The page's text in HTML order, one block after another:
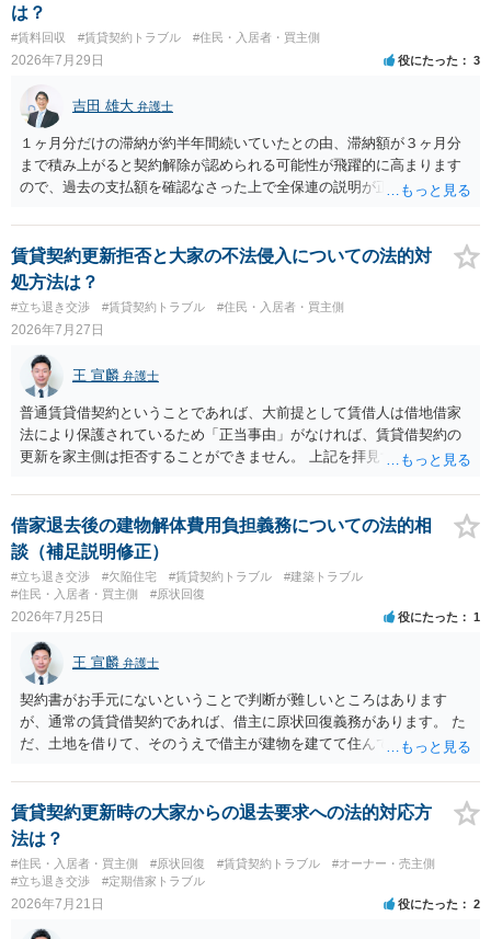
するのが良いと思います。またその方法で進めた方が、連帯保証人で
あるお知り合いさんにとっても、自身の経済的負担を最小限に食い止
められるため望ましいやり方だといえます。
は？
#賃料回収 #賃貸契約トラブル #住民・入居者・買主側
2026年7月29日 役にたった 3
吉田 雄大 弁護士
１ヶ月分だけの滞納が約半年間続いていたとの由、滞納額が３ヶ月分
まで積み上がると契約解除が認められる可能性が飛躍的に高まります
ので、過去の支払額を確認なさった上で全保連の説明が正しければ、
た理由は気になるところですが、中身のある返答は期待できないと思
います。
賃貸契約更新拒否と大家の不法侵入についての法的対
処方法は？
#立ち退き交渉 #賃貸契約トラブル #住民・入居者・買主側
2026年7月27日
王 宣麟 弁護士
普通賃貸借契約ということであれば、大前提として賃借人は借地借家
法により保護されているため「正当事由」がなければ、賃貸借契約の
更新を家主側は拒否することができません。 上記を拝見する限り、通
定期確認させてもらないこと」が直ちに正当事由に当たるとは思えま
せんので、更新拒絶を拒否される方向性でよろしいかと存じます。 そ
の交渉の中で、一定の金銭をもらえれば退去には応じる旨交渉をして
みるのはいかがでしょうか。 過去に賃借人の許可なく無断で賃貸人が
入室する行為自体は不法行為となり、また刑事的にも住居侵入罪が成
立する可能性がありますので、これを理由に一定の金銭賠償を求める
借家退去後の建物解体費用負担義務についての法的相
談（補足説明修正）
#立ち退き交渉 #欠陥住宅 #賃貸契約トラブル
#建築トラブル
#住民・入居者・買主側
#原状回復
2026年7月25日 役にたった 1
王 宣麟 弁護士
契約書がお手元にないということで判断が難しいところはあります
が、通常の賃貸借契約であれば、借主に原状回復義務があります。 た
だ、土地を借りて、そのうえで借主が建物を建てて住んでいたケース
であれば、建物を収去して土地を明渡す義務は原則生じないはずで
す。 その後、建物を平屋に立て替えた場合であっても、貸主の承諾を
得ているのであれば、単純に費用を捻出した側に平屋の所有権が帰属
する、という話になるわけでもないように思います。 そのため、現
状、解体費用を負担することが明確な案件ではないため、まずは相手
に請求の根拠（なぜ当方が平屋の解体費用を負担しなければならない
賃貸契約更新時の大家からの退去要求への法的対応方
法は？
#住民・入居者・買主側 #原状回復 #賃貸契約トラブル
#オーナー・売主側
#立ち退き交渉
#定期借家トラブル
2026年7月21日 役にたった 2